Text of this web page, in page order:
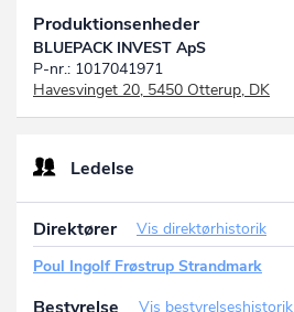
Produktionsenheder
BLUEPACK INVEST ApS
P-nr.: 1017041971
Havesvinget 20, 5450 Otterup, DK
Ledelse
Direktører
Vis direktørhistorik
Poul Ingolf Frøstrup Strandmark
Vis bestyrelseshistorik